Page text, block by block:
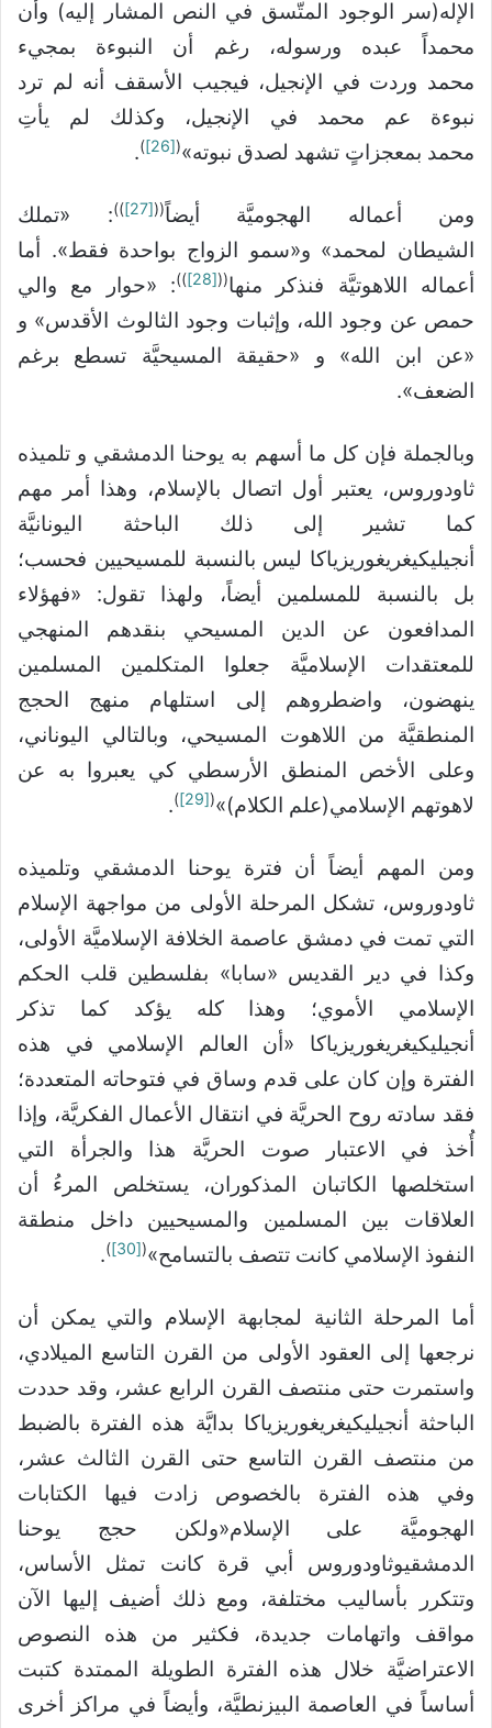
الإله(سر الوجود المتّسق في النص المشار إليه) وأن
محمداً عبده ورسوله، رغم أن النبوءة بمجيء
محمد وردت في الإنجيل، فيجيب الأسقف أنه لم ترد
نبوءة عم محمد في الإنجيل، وكذلك لم يأتِ
محمد بمعجزاتٍ تشهد لصدق نبوته»(
[26]
)
.
ومن أعماله الهجوميَّة أيضاً((
[27]
)): «تملك
الشيطان لمحمد» و«سمو الزواج بواحدة فقط». أما
أعماله اللاهوتيَّة فنذكر منها((
[28]
)): «حوار مع والي
حمص عن وجود الله، وإثبات وجود الثالوث الأقدس» و
«عن ابن الله» و «حقيقة المسيحيَّة تسطع برغم
الضعف».
وبالجملة فإن كل ما أسهم به يوحنا الدمشقي و تلميذه
ثاودوروس، يعتبر أول اتصال بالإسلام، وهذا أمر مهم
كما تشير إلى ذلك الباحثة اليونانيَّة
أنجيليكيغريغوريزياكا ليس بالنسبة للمسيحيين فحسب؛
بل بالنسبة للمسلمين أيضاً، ولهذا تقول: «فهؤلاء
المدافعون عن الدين المسيحي بنقدهم المنهجي
للمعتقدات الإسلاميَّة جعلوا المتكلمين المسلمين
ينهضون، واضطروهم إلى استلهام منهج الحجج
المنطقيَّة من اللاهوت المسيحي، وبالتالي اليوناني،
وعلى الأخص المنطق الأرسطي كي يعبروا به عن
لاهوتهم الإسلامي(علم الكلام)»(
[29]
)
.
ومن المهم أيضاً أن فترة يوحنا الدمشقي وتلميذه
ثاودوروس، تشكل المرحلة الأولى من مواجهة الإسلام
التي تمت في دمشق عاصمة الخلافة الإسلاميَّة الأولى،
وكذا في دير القديس «سابا» بفلسطين قلب الحكم
الإسلامي الأموي؛ وهذا كله يؤكد كما تذكر
أنجيليكيغريغوريزياكا «أن العالم الإسلامي في هذه
الفترة وإن كان على قدم وساق في فتوحاته المتعددة؛
فقد سادته روح الحريَّة في انتقال الأعمال الفكريَّة، وإذا
أُخذ في الاعتبار صوت الحريَّة هذا والجرأة التي
استخلصها الكاتبان المذكوران، يستخلص المرءُ أن
العلاقات بين المسلمين والمسيحيين داخل منطقة
النفوذ الإسلامي كانت تتصف بالتسامح»(
[30]
)
.
أما المرحلة الثانية لمجابهة الإسلام والتي يمكن أن
نرجعها إلى العقود الأولى من القرن التاسع الميلادي،
واستمرت حتى منتصف القرن الرابع عشر، وقد حددت
الباحثة أنجيليكيغريغوريزياكا بدايَّة هذه الفترة بالضبط
من منتصف القرن التاسع حتى القرن الثالث عشر،
وفي هذه الفترة بالخصوص زادت فيها الكتابات
الهجوميَّة على الإسلام«ولكن حجج يوحنا
الدمشقيوثاودوروس أبي قرة كانت تمثل الأساس،
وتتكرر بأساليب مختلفة، ومع ذلك أضيف إليها الآن
مواقف واتهامات جديدة، فكثير من هذه النصوص
الاعتراضيَّة خلال هذه الفترة الطويلة الممتدة كتبت
أساساً في العاصمة البيزنطيَّة، وأيضاً في مراكز أخرى